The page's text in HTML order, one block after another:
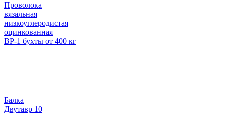
Проволока
вязальная
низкоуглеродистая
оцинкованная
ВР-1 бухты от 400 кг
Балка
Двутавр 10